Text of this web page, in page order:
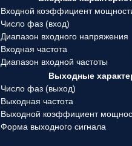
Входной коэффициент
Число фаз (вход)
Диапазон входного напряжения
Входная частота
Диапазон входной частоты
Выходные
Число фаз (выход)
Выходная частота
Выходной коэффициент
Форма выходного сигнала